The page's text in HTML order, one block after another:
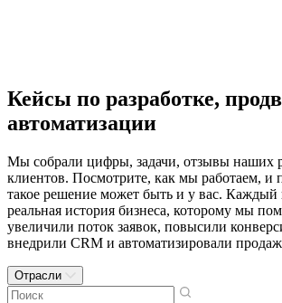
Кейсы по разработке,
автоматизации
Мы собрали цифры, задачи, отзывы наших
клиентов. Посмотрите, как мы работаем, и
такое решение может быть и у вас.
реальная история бизнеса, которому мы
увеличили поток заявок, повысили
внедрили CRM и автоматизировали
Отрасли